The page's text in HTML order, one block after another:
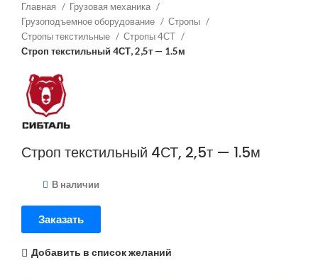
Главная
Грузовая механика
Грузоподъемное оборудование
Стропы
Стропы текстильные
Стропы 4СТ
Строп текстильный 4СТ, 2,5т — 1.5м
Строп текстильный 4СТ, 2,5т — 1.5м
В наличии
Заказать
Добавить в список желаний